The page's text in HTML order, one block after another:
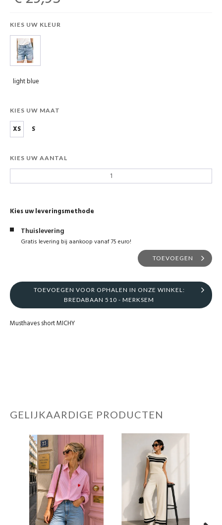
KIES UW KLEUR
light blue
KIES UW MAAT
XS S
KIES UW AANTAL
Kies uw leveringsmethode
Thuislevering
Gratis levering bij aankoop vanaf 75 euro!
TOEVOEGEN
TOEVOEGEN VOOR OPHALEN IN ONZE WINKEL:
BREDABAAN 510 - MERKSEM
Musthaves short MICHY
GELIJKAARDIGE PRODUCTEN